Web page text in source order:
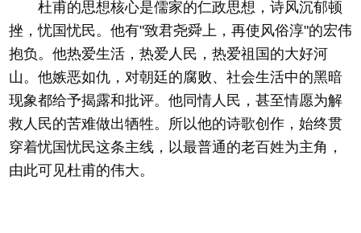
杜甫的思想核心是儒家的仁政思想，诗风沉郁顿
挫，忧国忧民。他有"致君尧舜上，再使风俗淳"的宏伟
抱负。他热爱生活，热爱人民，热爱祖国的大好河
山。他嫉恶如仇，对朝廷的腐败、社会生活中的黑暗
现象都给予揭露和批评。他同情人民，甚至情愿为解
救人民的苦难做出牺牲。所以他的诗歌创作，始终贯
穿着忧国忧民这条主线，以最普通的老百姓为主角，
由此可见杜甫的伟大。